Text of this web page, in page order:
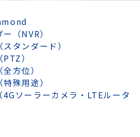
（NVR）
タンダード）
）
方位）
殊用途）
ソーラーカメラ・LTEルータ